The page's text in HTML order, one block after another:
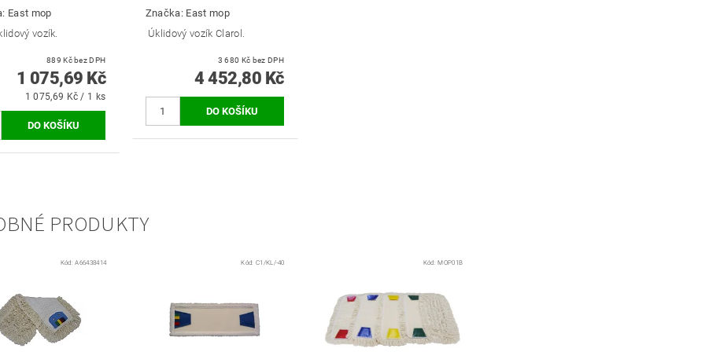
East mop
vozík.
889 Kč bez DPH
1 075,69 Kč
1 075,69 Kč / 1 ks
Značka: East mop
Úklidový vozík Clarol.
3 680 Kč bez DPH
4 452,80 Kč
PRODUKTY
Kód:A66438414 Kód: C1/KL/-40 Kód:MOP01B